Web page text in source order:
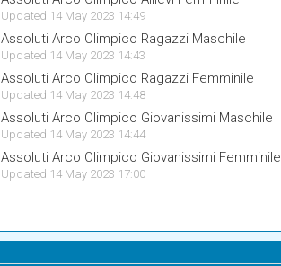
Updated 14 May 2023 14:49
Assoluti Arco Olimpico Ragazzi Maschile
Updated 14 May 2023 14:43
Assoluti Arco Olimpico Ragazzi Femminile
Updated 14 May 2023 14:48
Assoluti Arco Olimpico Giovanissimi Maschile
Updated 14 May 2023 14:44
Assoluti Arco Olimpico Giovanissimi Femminile
Updated 14 May 2023 17:00